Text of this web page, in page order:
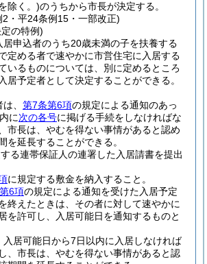
除く。)のうちから市長が決定する。
・平24条例15・一部改正)
の特例)
居申込者のうち20歳未満の子を扶養する
定める者で速やかに市営住宅に入居する
いるものについては、別に定めるところ
居予定者として決定することができる。
、 第7条第6項の規定による通知のあっ
に次の各号に掲げる手続をしなければな
市長は、やむを得ない事情があると認め
を延長することができる。
る連帯保証人の連署した入居請書を提出
に規定する敷金を納入すること。
6項の規定による通知を受けた入居予定
終えたときは、その者に対して速やかに
を許可し、入居可能日を通知するものと
入居可能日から7日以内に入居しなければ
、市長は、やむを得ない事情があると認